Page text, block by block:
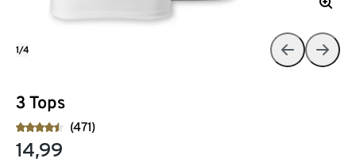
3 Tops
(471)
14,99
1/4